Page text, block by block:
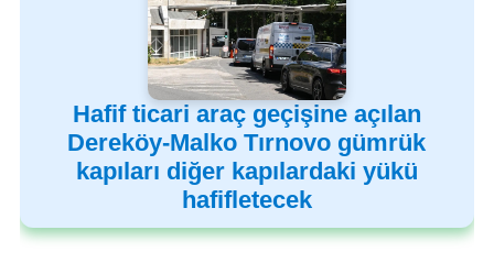
Hafif ticari araç geçişine açılan
Dereköy-Malko Tırnovo gümrük
kapıları diğer kapılardaki yükü
hafifletecek